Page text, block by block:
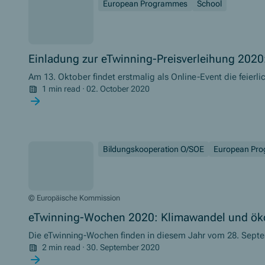
European Programmes School
Einladung zur eTwinning-Preisverleihung
Am 13. Oktober findet erstmalig als Online-Event die
europäischen Schulprojekte des Jahres 2020 statt.
1 min read · 02. October 2020
© Europäische Kommission
Bildungskooperation O/SOE European
eTwinning-Wochen 2020: Klimawandel und
Die eTwinning-Wochen finden in diesem Jahr vom 28.
Jahresthemas „Klimawandel und ökologische
2 min read · 30. September 2020